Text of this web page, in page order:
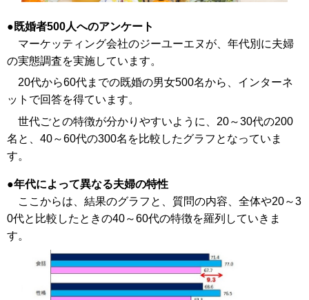
既婚者500人へのアンケート
マーケッティング会社のジーユーエヌが、年代別に夫婦
の実態調査を実施しています。
20代から60代までの既婚の男女500名から、インターネ
ットで回答を得ています。
世代ごとの特徴が分かりやすいように、20～30代の200
名と、40～60代の300名を比較したグラフとなっていま
す。
年代によって異なる夫婦の特性
ここからは、結果のグラフと、質問の内容、全体や20～3
0代と比較したときの40～60代の特徴を羅列していきま
す。